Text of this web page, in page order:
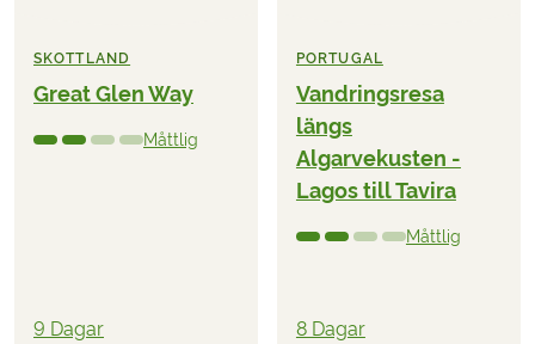
SKOTTLAND
Great Glen Way
Måttlig
9 Dagar
PORTUGAL
Vandringsresa
längs
Algarvekusten -
Lagos till Tavira
Måttlig
8 Dagar